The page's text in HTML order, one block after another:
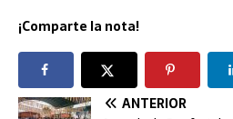
¡Comparte la nota!
ANTERIOR